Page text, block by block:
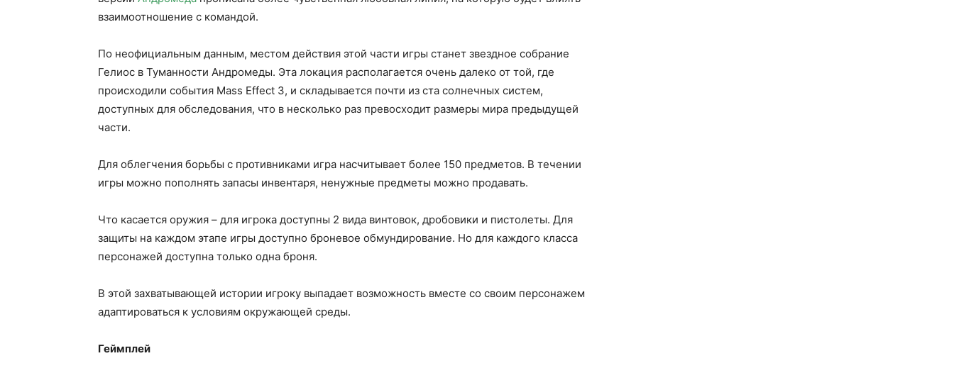
взаимоотношение с командой.
По неофициальным данным, местом действия этой части игры станет звездное собрание
Гелиос в Туманности Андромеды. Эта локация располагается очень далеко от той, где
происходили события Mass Effect 3, и складывается почти из ста солнечных систем,
доступных для обследования, что в несколько раз превосходит размеры мира предыдущей
части.
Для облегчения борьбы с противниками игра насчитывает более 150 предметов. В течении
игры можно пополнять запасы инвентаря, ненужные предметы можно продавать.
Что касается оружия – для игрока доступны 2 вида винтовок, дробовики и пистолеты. Для
защиты на каждом этапе игры доступно броневое обмундирование. Но для каждого класса
персонажей доступна только одна броня.
В этой захватывающей истории игроку выпадает возможность вместе со своим персонажем
адаптироваться к условиям окружающей среды.
Геймплей